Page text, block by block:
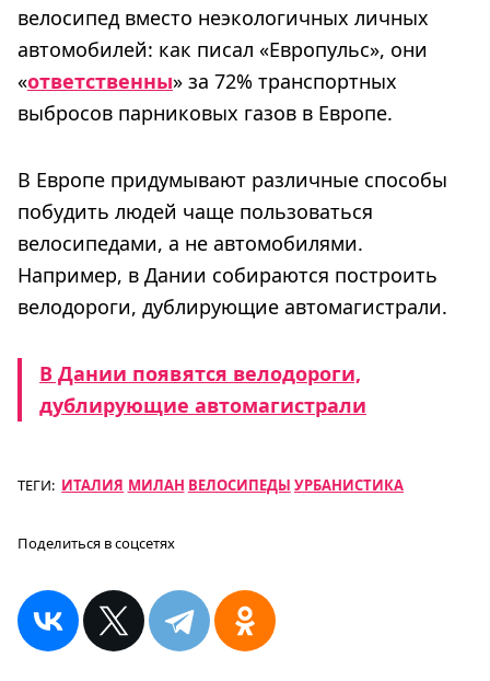
велосипед вместо неэкологичных личных
автомобилей: как писал «Европульс», они
«ответственны» за 72% транспортных
выбросов парниковых газов в Европе.
В Европе придумывают различные способы
побудить людей чаще пользоваться
велосипедами, а не автомобилями.
Например, в Дании собираются построить
велодороги, дублирующие автомагистрали.
В Дании появятся велодороги,
дублирующие автомагистрали
ТЕГИ: ИТАЛИЯ МИЛАН ВЕЛОСИПЕДЫ УРБАНИСТИКА
Поделиться в соцсетях